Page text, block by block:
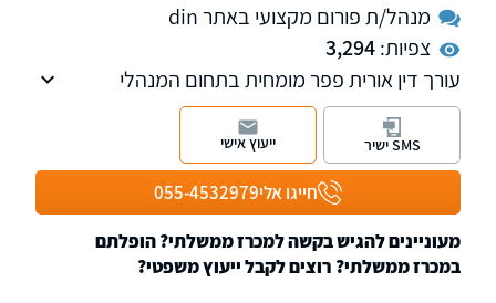
מנהל/ת פורום מקצועי באתר din
צפיות:3,294
עורך דין אורית פפר מומחית בתחום המנהלי
והמוניציפאלי עוסקת בהפחתות מיסוי עירוני -
ארנונה והיטלי פיתוח, דיני מכרזים. מוכרת כעד
מומחה על ידי בית המשפט בנושאי שלטון מקומי,
מכרזים וארנונה.
חייגו אלי055-4532979
SMS ישיר ייעוץ אישי
מעוניינים להגיש בקשה למכרז ממשלתי? הופלתם
במכרז ממשלתי? רוצים לקבל ייעוץ משפטי?